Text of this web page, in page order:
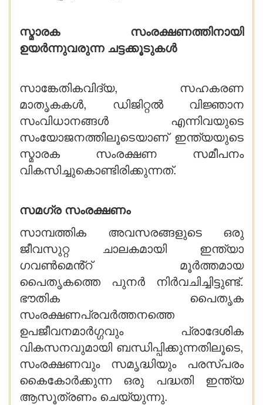
സ്മാരക സംരക്ഷണത്തിനായി
ഉയർന്നുവരുന്ന ചട്ടക്കൂടുകൾ
സാങ്കേതികവിദ്യ, സഹകരണ
മാതൃകകൾ, ഡിജിറ്റൽ വിജ്ഞാന
സംവിധാനങ്ങൾ എന്നിവയുടെ
സംയോജനത്തിലൂടെയാണ് ഇന്ത്യയുടെ
സ്മാരക സംരക്ഷണ സമീപനം
വികസിച്ചുകൊണ്ടിരിക്കുന്നത്.
സമഗ്ര സംരക്ഷണം
സാമ്പത്തിക അവസരങ്ങളുടെ ഒരു
ജീവസുറ്റ ചാലകമായി ഇന്ത്യാ
ഗവൺമെൻ്റ് മൂർത്തമായ
പൈതൃകത്തെ പുനർ നിർവചിച്ചിട്ടുണ്ട്.
ഭൗതിക പൈതൃക
സംരക്ഷണപ്രവർത്തനത്തെ
ഉപജീവനമാർഗ്ഗവും പ്രാദേശിക
വികസനവുമായി ബന്ധിപ്പിക്കുന്നതിലൂടെ,
സംരക്ഷണവും സമൃദ്ധിയും പരസ്പരം
കൈകോർക്കുന്ന ഒരു പദ്ധതി ഇന്ത്യ
ആസൂത്രണം ചെയ്യുന്നു.